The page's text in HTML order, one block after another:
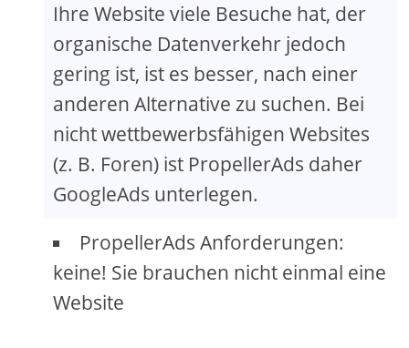
Ihre Website viele Besuche hat, der
organische Datenverkehr jedoch
gering ist, ist es besser, nach einer
anderen Alternative zu suchen. Bei
nicht wettbewerbsfähigen Websites
(z. B. Foren) ist PropellerAds daher
GoogleAds unterlegen.
PropellerAds Anforderungen:
keine! Sie brauchen nicht einmal eine
Website